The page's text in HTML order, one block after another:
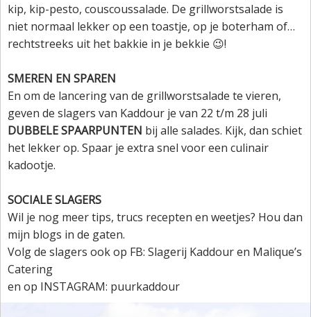
kip, kip-pesto, couscoussalade. De grillworstsalade is
niet normaal lekker op een toastje, op je boterham of…
rechtstreeks uit het bakkie in je bekkie 😉!
SMEREN EN SPAREN
En om de lancering van de grillworstsalade te vieren,
geven de slagers van Kaddour je van 22 t/m 28 juli
DUBBELE SPAARPUNTEN bij alle salades. Kijk, dan schiet
het lekker op. Spaar je extra snel voor een culinair
kadootje.
SOCIALE SLAGERS
Wil je nog meer tips, trucs recepten en weetjes? Hou dan
mijn blogs in de gaten.
Volg de slagers ook op FB: Slagerij Kaddour en Malique’s
Catering
en op INSTAGRAM: puurkaddour